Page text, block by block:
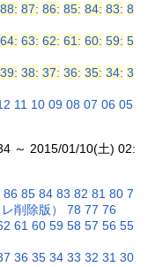
88: 87: 86: 85: 84: 83: 8
64: 63: 62: 61: 60: 59: 5
39: 38: 37: 36: 35: 34: 3
11 10 09 08 07 06 05
～ 2015/01/10(土) 02:
86 85 84 83 82 81 80 7
削除版） 78 77 76
61 60 59 58 57 56 55
36 35 34 33 32 31 30